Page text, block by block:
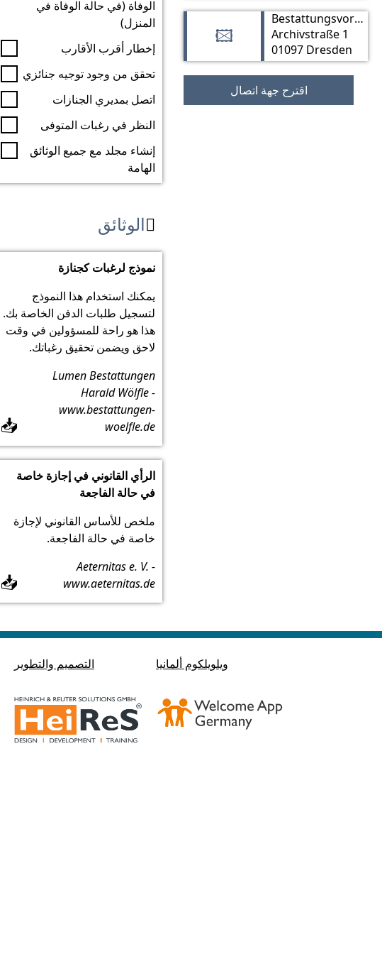
الوفاة (في حالة الوفاة في
المنزل)
إخطار أقرب الأقارب
تحقق من وجود توجيه جنائزي
اتصل بمديري الجنازات
النظر في رغبات المتوفى
إنشاء مجلد مع جميع الوثائق
الهامة
الوثائق
نموذج لرغبات كجنازة
يمكنك استخدام هذا النموذج
لتسجيل طلبات الدفن الخاصة بك.
هذا هو راحة للمسؤولين في وقت
لاحق ويضمن تحقيق رغباتك.
Lumen Bestattungen
Harald Wölfle -
www.bestattungen-
woelfle.de
📥
الرأي القانوني في إجازة خاصة
في حالة الفاجعة
ملخص للأساس القانوني لإجازة
خاصة في حالة الفاجعة.
Aeternitas e. V. -
www.aeternitas.de
📥
🖾
Bestattungsvorsorge – Freistaat Sachsen
Archivstraße 1
01097 Dresden
اقترح جهة اتصال
التصميم والتطوير ويلويلكوم ألمانيا